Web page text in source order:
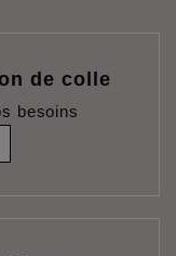
de colle
besoins